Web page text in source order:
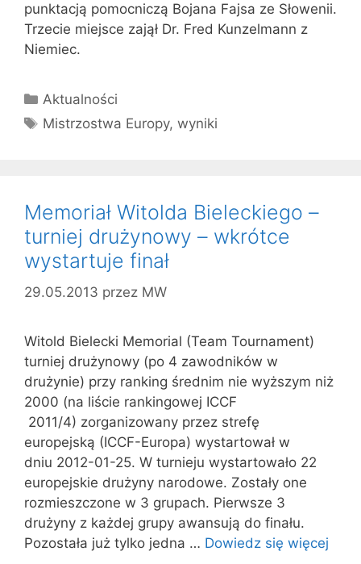
punktacją pomocniczą Bojana Fajsa ze Słowenii.
Trzecie miejsce zajął Dr. Fred Kunzelmann z
Niemiec.
Kategorie
Aktualności
Tagi
Mistrzostwa Europy,wyniki
Memoriał Witolda Bieleckiego –
turniej drużynowy – wkrótce
wystartuje finał
29.05.2013 przez MW
Witold Bielecki Memorial (Team Tournament)
turniej drużynowy (po 4 zawodników w
drużynie) przy ranking średnim nie wyższym niż
2000 (na liście rankingowej ICCF
2011/4) zorganizowany przez strefę
europejską (ICCF-Europa) wystartował w
dniu 2012-01-25. W turnieju wystartowało 22
europejskie drużyny narodowe. Zostały one
rozmieszczone w 3 grupach. Pierwsze 3
drużyny z każdej grupy awansują do finału.
Pozostała już tylko jedna … Dowiedz się więcej